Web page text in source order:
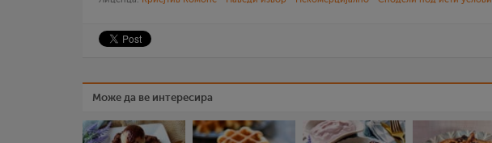
Може да ве интересира